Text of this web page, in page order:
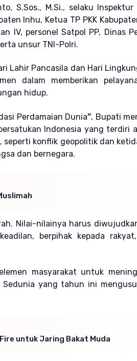
S.Sos., M.Si., selaku Inspektur
Inhu, Ketua TP PKK
IV, personel Satpol PP, Dinas
unsur TNI-Polri.
Lahir Pancasila dan Hari
dalam memberikan
hidup.
Perdamaian Dunia”, Bupati
Indonesia yang terdiri
konflik geopolitik dan
dan bernegara.
Nilai-nilainya harus
berpihak kepada
masyarakat untuk
yang tahun ini
Fire untuk Jaring Bakat Muda